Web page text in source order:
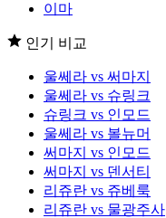
이마
인기 비교
울쎄라 vs 써마지
울쎄라 vs 슈링크
슈링크 vs 인모드
울쎄라 vs 볼뉴머
써마지 vs 인모드
써마지 vs 덴서티
리쥬란 vs 쥬베룩
리쥬란 vs 물광주사